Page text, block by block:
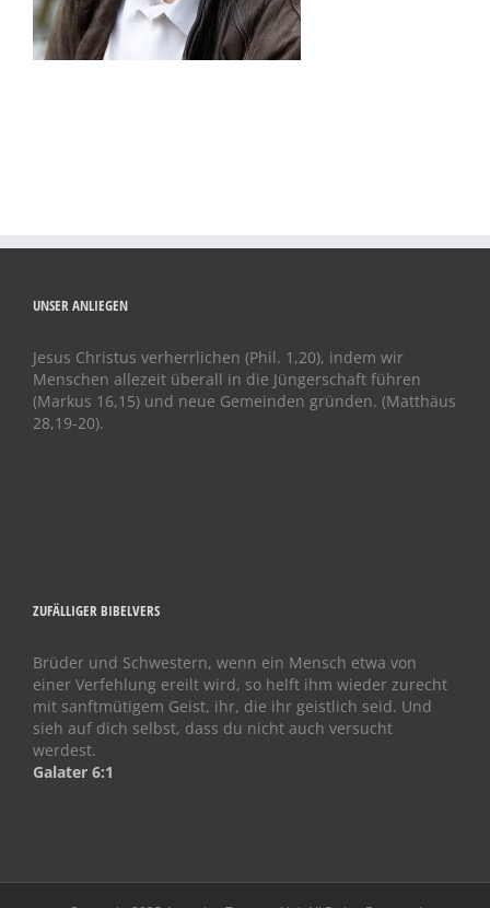
UNSER ANLIEGEN
Jesus Christus verherrlichen (Phil. 1,20), indem wir
Menschen allezeit überall in die Jüngerschaft führen
(Markus 16,15) und neue Gemeinden gründen. (Matthäus
28,19-20).
ZUFÄLLIGER BIBELVERS
Brüder und Schwestern, wenn ein Mensch etwa von
einer Verfehlung ereilt wird, so helft ihm wieder zurecht
mit sanftmütigem Geist, ihr, die ihr geistlich seid. Und
sieh auf dich selbst, dass du nicht auch versucht
werdest.
Galater 6:1